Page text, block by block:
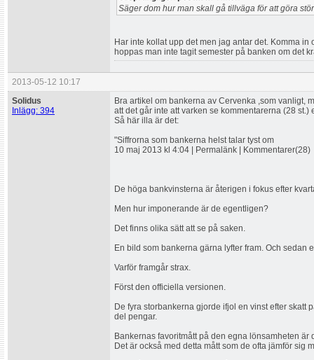
Säger dom hur man skall gå tillväga för att göra
Har inte kollat upp det men jag antar det. Komma
hoppas man inte tagit semester på banken om det
2013-05-12 10:17
Solidus
Inlägg: 394
Bra artikel om bankerna av Cervenka ,som vanligt,
att det går inte att varken se kommentarerna (28 st.)
Så här illa är det:
"Siffrorna som bankerna helst talar tyst om
10 maj 2013 kl 4:04 | Permalänk | Kommentarer(28)
De höga bankvinsterna är återigen i fokus efter
Men hur imponerande är de egentligen?
Det finns olika sätt att se på saken.
En bild som bankerna gärna lyfter fram. Och sedan
Varför framgår strax.
Först den officiella versionen.
De fyra storbankerna gjorde ifjol en vinst efter skatt
del pengar.
Bankernas favoritmått på den egna lönsamheten
Det är också med detta mått som de ofta jämför sig